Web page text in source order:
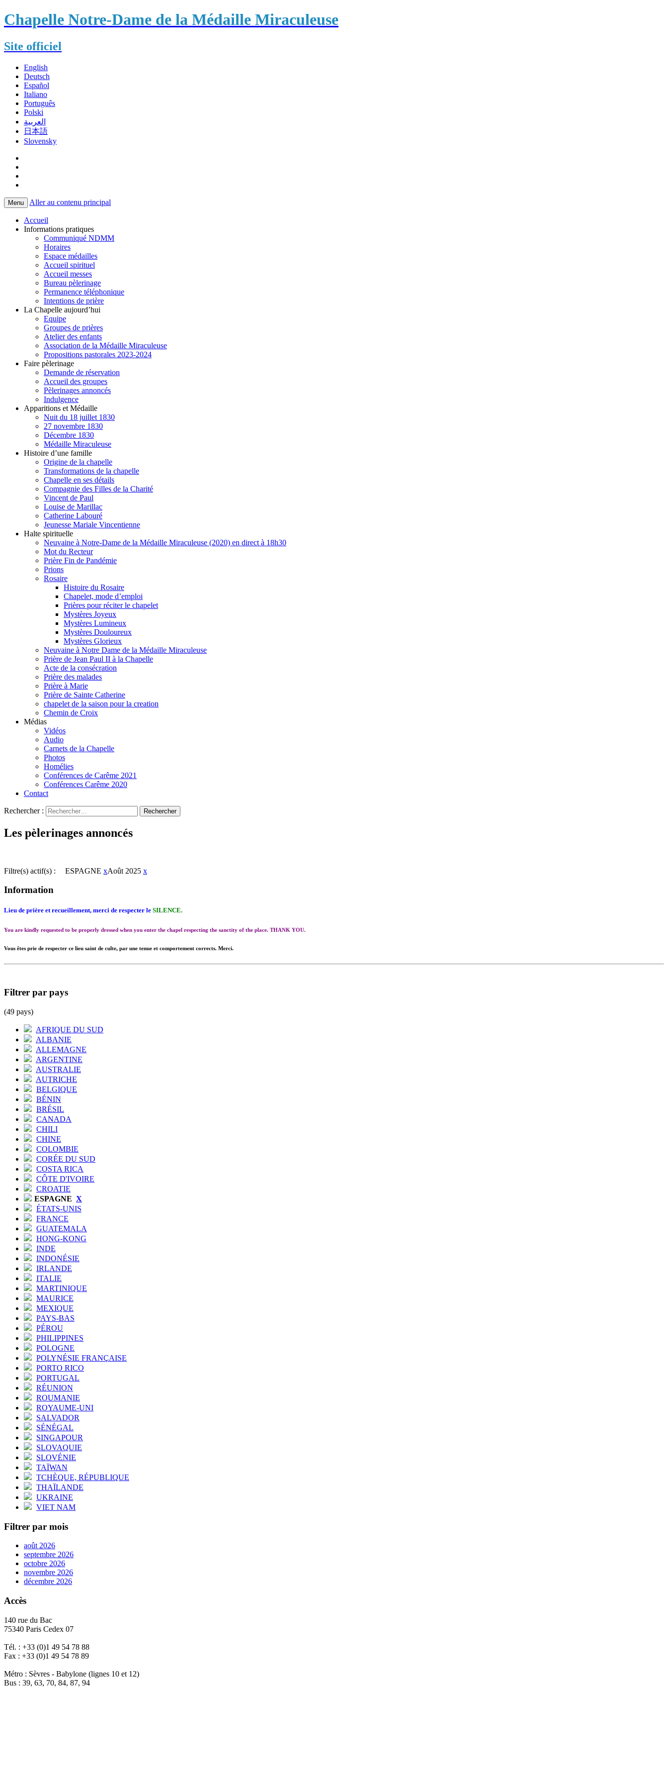
Chapelle Notre-Dame de la Médaille Miraculeuse
Site officiel
English
Deutsch
Español
Italiano
Português
Polski
العربية
日本語
Slovensky
Menu Aller au contenu principal
Accueil
Informations pratiques
Communiqué NDMM
Horaires
Espace médailles
Accueil spirituel
Accueil messes
Bureau pèlerinage
Permanence téléphonique
Intentions de prière
La Chapelle aujourd’hui
Equipe
Groupes de prières
Atelier des enfants
Association de la Médaille Miraculeuse
Propositions pastorales 2023-2024
Faire pèlerinage
Demande de réservation
Accueil des groupes
Pèlerinages annoncés
Indulgence
Apparitions et Médaille
Nuit du 18 juillet 1830
27 novembre 1830
Décembre 1830
Médaille Miraculeuse
Histoire d’une famille
Origine de la chapelle
Transformations de la chapelle
Chapelle en ses détails
Compagnie des Filles de la Charité
Vincent de Paul
Louise de Marillac
Catherine Labouré
Jeunesse Mariale Vincentienne
Halte spirituelle
Neuvaine à Notre-Dame de la Médaille Miraculeuse (2020) en direct à 18h30
Mot du Recteur
Prière Fin de Pandémie
Prions
Rosaire
Histoire du Rosaire
Chapelet, mode d’emploi
Prières pour réciter le chapelet
Mystères Joyeux
Mystères Lumineux
Mystères Douloureux
Mystères Glorieux
Neuvaine à Notre Dame de la Médaille Miraculeuse
Prière de Jean Paul II à la Chapelle
Acte de la consécration
Prière des malades
Prière à Marie
Prière de Sainte Catherine
chapelet de la saison pour la creation
Chemin de Croix
Médias
Vidéos
Audio
Carnets de la Chapelle
Photos
Homélies
Conférences de Carême 2021
Conférences Carême 2020
Contact
Rechercher :
Les pèlerinages annoncés
Filtre(s) actif(s) : ESPAGNE xAoût 2025 x
Information
Lieu de prière et recueillement, merci de respecter le SILENCE.
You are kindly requested to be properly dressed when you enter the chapel respecting the sanctity of the place. THANK YOU.
Vous êtes prie de respecter ce lieu saint de culte, par une tenue et comportement corrects. Merci.
Filtrer par pays
(49 pays)
AFRIQUE DU SUD
ALBANIE
ALLEMAGNE
ARGENTINE
AUSTRALIE
AUTRICHE
BELGIQUE
BÉNIN
BRÉSIL
CANADA
CHILI
CHINE
COLOMBIE
CORÉE DU SUD
COSTA RICA
CÔTE D'IVOIRE
CROATIE
ESPAGNE X
ÉTATS-UNIS
FRANCE
GUATEMALA
HONG-KONG
INDE
INDONÉSIE
IRLANDE
ITALIE
MARTINIQUE
MAURICE
MEXIQUE
PAYS-BAS
PÉROU
PHILIPPINES
POLOGNE
POLYNÉSIE FRANÇAISE
PORTO RICO
PORTUGAL
RÉUNION
ROUMANIE
ROYAUME-UNI
SALVADOR
SÉNÉGAL
SINGAPOUR
SLOVAQUIE
SLOVÉNIE
TAÏWAN
TCHÈQUE, RÉPUBLIQUE
THAÏLANDE
UKRAINE
VIET NAM
Filtrer par mois
août 2026
septembre 2026
octobre 2026
novembre 2026
décembre 2026
Accès
140 rue du Bac
75340 Paris Cedex 07
Tél. : +33 (0)1 49 54 78 88
Fax : +33 (0)1 49 54 78 89
Métro : Sèvres - Babylone (lignes 10 et 12)
Bus : 39, 63, 70, 84, 87, 94